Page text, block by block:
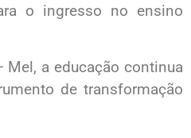
o ingresso no ensino
Mel, a educação continua
de transformação